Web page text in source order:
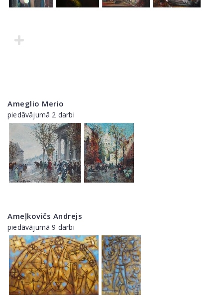
Ameglio Merio
piedāvājumā 2 darbi
Ameļkovičs Andrejs
piedāvājumā 9 darbi